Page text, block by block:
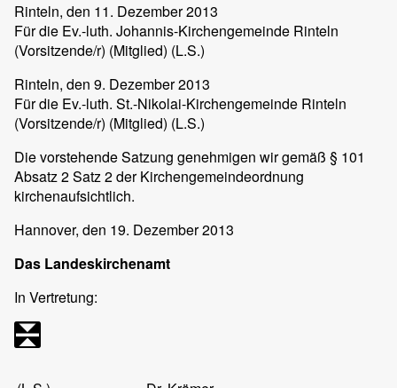
Rinteln, den 11. Dezember 2013
Für die Ev.-luth. Johannis-Kirchengemeinde Rinteln
(Vorsitzende/r) (Mitglied) (L.S.)
Rinteln, den 9. Dezember 2013
Für die Ev.-luth. St.-Nikolai-Kirchengemeinde Rinteln
(Vorsitzende/r) (Mitglied) (L.S.)
Die vorstehende Satzung genehmigen wir gemäß § 101
Absatz 2 Satz 2 der Kirchengemeindeordnung
kirchenaufsichtlich.
Hannover, den 19. Dezember 2013
Das Landeskirchenamt
In Vertretung: